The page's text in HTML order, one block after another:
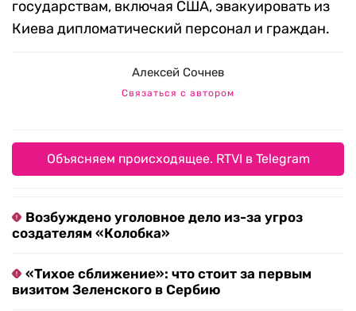
государствам, включая США, эвакуировать из
Киева дипломатический персонал и граждан.
Алексей Сочнев
Связаться с автором
Объясняем происходящее. RTVI в Telegram
Возбуждено уголовное дело из-за угроз
создателям «Колобка»
«Тихое сближение»: что стоит за первым
визитом Зеленского в Сербию